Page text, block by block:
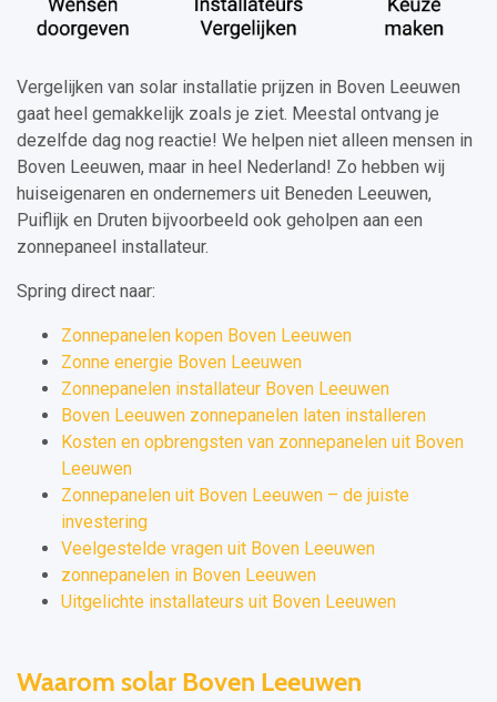
Vergelijken van solar installatie prijzen in Boven Leeuwen
gaat heel gemakkelijk zoals je ziet. Meestal ontvang je
dezelfde dag nog reactie! We helpen niet alleen mensen in
Boven Leeuwen, maar in heel Nederland! Zo hebben wij
huiseigenaren en ondernemers uit Beneden Leeuwen,
Puiflijk en Druten bijvoorbeeld ook geholpen aan een
zonnepaneel installateur.
Spring direct naar:
Zonnepanelen kopen Boven Leeuwen
Zonne energie Boven Leeuwen
Zonnepanelen installateur Boven Leeuwen
Boven Leeuwen zonnepanelen laten installeren
Kosten en opbrengsten van zonnepanelen uit Boven
Leeuwen
Zonnepanelen uit Boven Leeuwen – de juiste
investering
Veelgestelde vragen uit Boven Leeuwen
zonnepanelen in Boven Leeuwen
Uitgelichte installateurs uit Boven Leeuwen
Waarom solar Boven Leeuwen